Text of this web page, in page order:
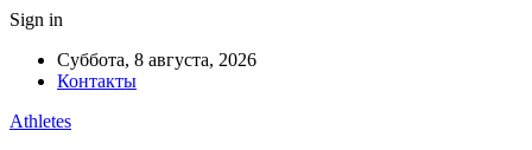
Sign in
Суббота, 8 августа, 2026
Контакты
Athletes